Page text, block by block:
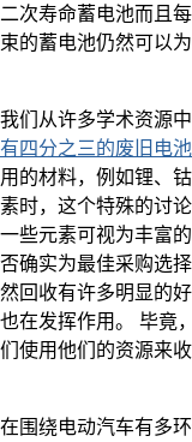
二次寿命蓄电池而且
束的蓄电池仍然可以
我们从许多学术资源
有四分之三的废旧电
用的材料，例如锂、
素时，这个特殊的讨
一些元素可视为丰富
否确实为最佳采购选
然回收有许多明显的
也在发挥作用。 毕竟
们使用他们的资源来
在围绕电动汽车有多